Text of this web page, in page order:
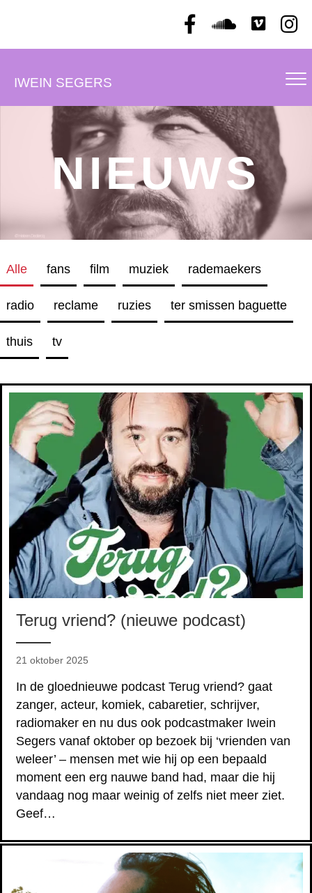
IWEIN SEGERS
NIEUWS
Alle fans film muziek rademaekers
radio reclame ruzies ter smissen baguette
thuis tv
Terug vriend? (nieuwe podcast)
21 oktober 2025
In de gloednieuwe podcast Terug vriend? gaat
zanger, acteur, komiek, cabaretier, schrijver,
radiomaker en nu dus ook podcastmaker Iwein
Segers vanaf oktober op bezoek bij ‘vrienden van
weleer’ – mensen met wie hij op een bepaald
moment een erg nauwe band had, maar die hij
vandaag nog maar weinig of zelfs niet meer ziet.
Geef…